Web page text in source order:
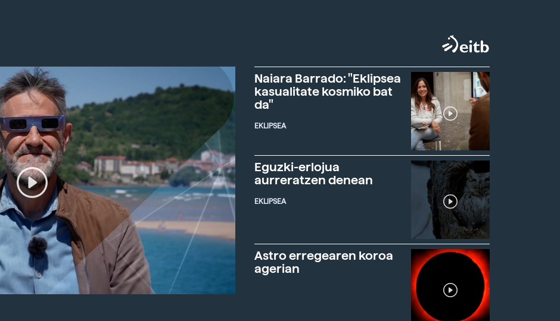
Naiara Barrado: "Eklipsea
kasualitate kosmiko bat
da"
EKLIPSEA
Eguzki-erlojua
aurreratzen denean
EKLIPSEA
Astro erregearen koroa
agerian